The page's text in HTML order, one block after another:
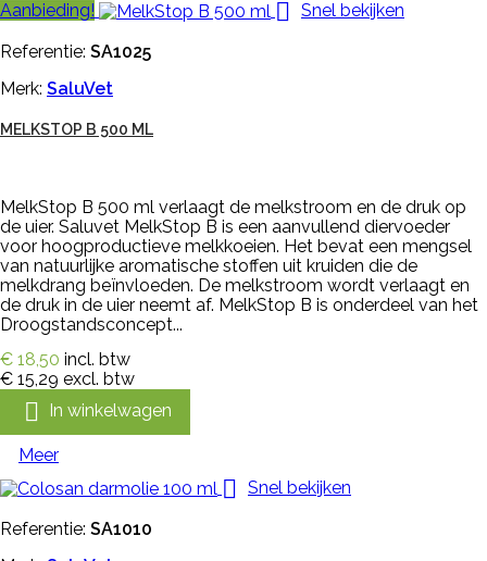
Aanbieding!
 Snel bekijken
Referentie: SA1025
Merk: SaluVet
MELKSTOP B 500 ML
MelkStop B 500 ml verlaagt de melkstroom en de druk op
de uier. Saluvet MelkStop B is een aanvullend diervoeder
voor hoogproductieve melkkoeien. Het bevat een mengsel
van natuurlijke aromatische stoffen uit kruiden die de
melkdrang beïnvloeden. De melkstroom wordt verlaagt en
de druk in de uier neemt af. MelkStop B is onderdeel van het
Droogstandsconcept...
€ 18,50 incl. btw
€ 15,29 excl. btw
 In winkelwagen
Meer
 Snel bekijken
Referentie: SA1010